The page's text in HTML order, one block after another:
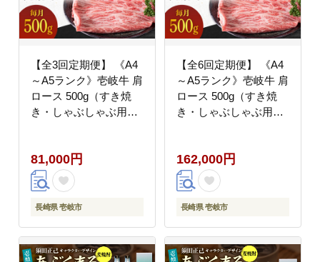
【全3回定期便】 《A4
～A5ランク》壱岐牛 肩
ロース 500g（すき焼
き・しゃぶしゃぶ用）
すき焼き しゃぶしゃぶ
BBQ 赤身 [JBO101]
81000 81000円
81,000円
長崎県 壱岐市
【全6回定期便】 《A4
～A5ランク》壱岐牛 肩
ロース 500g（すき焼
き・しゃぶしゃぶ用）
すき焼き しゃぶしゃぶ
BBQ 赤身[JBO102]
200000 200000円 20万
円
162,000円
長崎県 壱岐市